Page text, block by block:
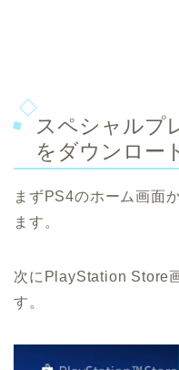
スペシャルプ
をダウンロー
まずPS4のホーム画面
ます。
次にPlayStation Store
す。